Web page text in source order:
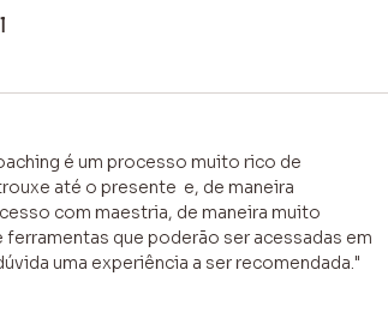
é um processo muito rico de
até o presente e, de maneira
com maestria, de maneira muito
que poderão ser acessadas em
uma experiência a ser recomendada."